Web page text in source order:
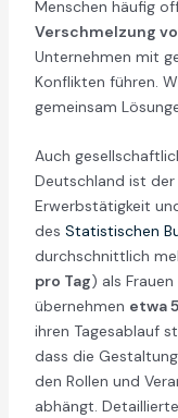
Menschen häufig
Verschmelzung
Unternehmen mit
Konflikten führen.
gemeinsam
Auch
Deutschland ist
Erwerbstätigkeit
des Statistischen
durchschnittlich
pro Tag) als Frauen
übernehmen etwa
ihren Tagesablauf
dass die
den Rollen und
abhängt.